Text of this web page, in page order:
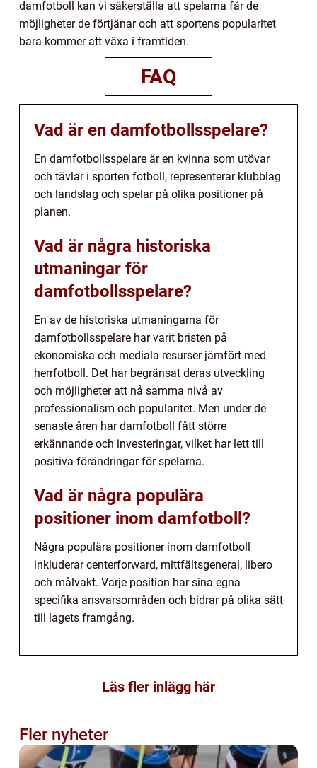
damfotboll kan vi säkerställa att spelarna får de
möjligheter de förtjänar och att sportens popularitet
bara kommer att växa i framtiden.
FAQ
Vad är en damfotbollsspelare?
En damfotbollsspelare är en kvinna som utövar
och tävlar i sporten fotboll, representerar klubblag
och landslag och spelar på olika positioner på
planen.
Vad är några historiska
utmaningar för
damfotbollsspelare?
En av de historiska utmaningarna för
damfotbollsspelare har varit bristen på
ekonomiska och mediala resurser jämfört med
herrfotboll. Det har begränsat deras utveckling
och möjligheter att nå samma nivå av
professionalism och popularitet. Men under de
senaste åren har damfotboll fått större
erkännande och investeringar, vilket har lett till
positiva förändringar för spelarna.
Vad är några populära
positioner inom damfotboll?
Några populära positioner inom damfotboll
inkluderar centerforward, mittfältsgeneral, libero
och målvakt. Varje position har sina egna
specifika ansvarsområden och bidrar på olika sätt
till lagets framgång.
Läs fler inlägg här
Fler nyheter